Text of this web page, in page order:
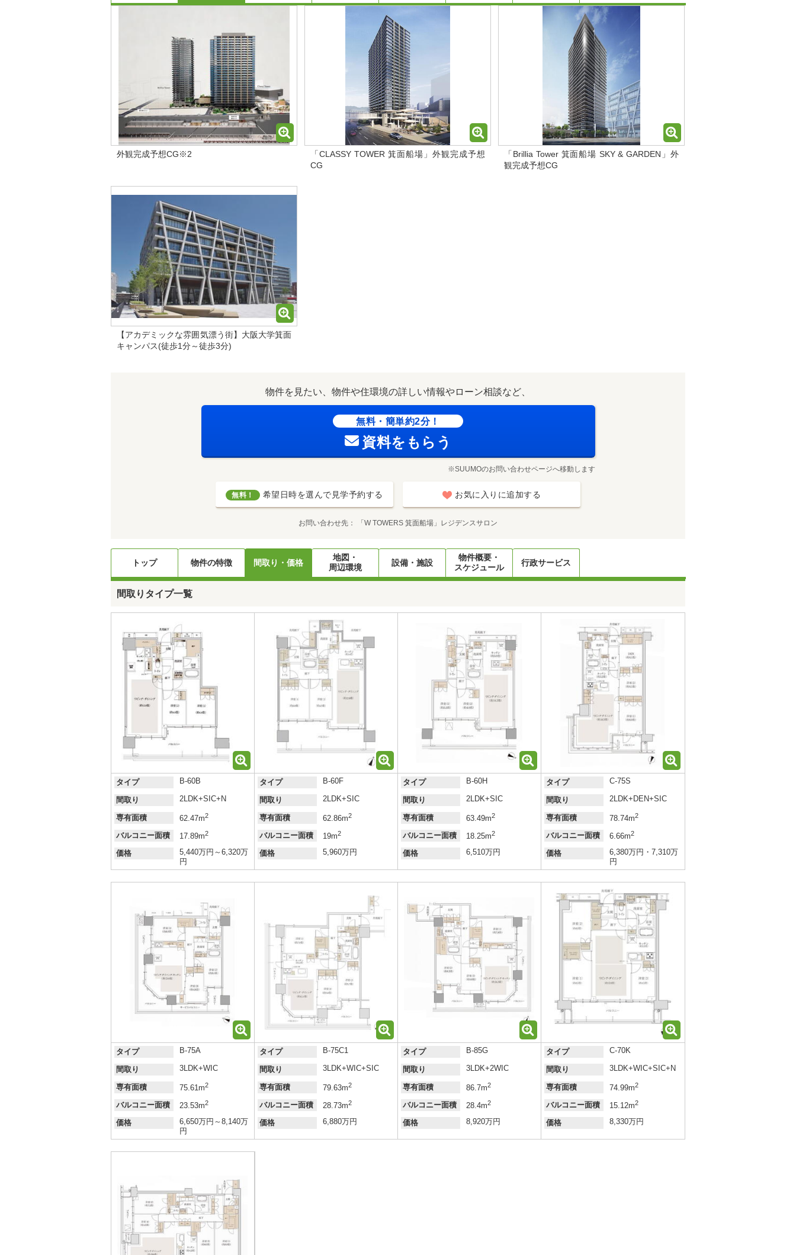
外観完成予想CG※2
「CLASSY TOWER 箕面船場」外観完成予想
CG
「Brillia Tower 箕面船場 SKY & GARDEN」外
観完成予想CG
【アカデミックな雰囲気漂う街】大阪大学箕面
キャンパス(徒歩1分～徒歩3分)
物件を見たい、物件や住環境の詳しい情報やローン相談など、
無料・簡単約2分！
資料をもらう
※SUUMOのお問い合わせページへ移動します
無料！ 希望日時を選んで見学予約する お気に入りに追加する
お問い合わせ先 「W TOWERS 箕面船場」レジデンスサロン
トップ 物件の特徴 間取り・価格
地図・
周辺環境
設備・施設
物件概要・
スケジュール
行政サービス
間取りタイプ一覧
タイプ B-60B
間取り 2LDK+SIC+N
専有面積 62.47m2
バルコニー面積 17.89m2
価格
5,440万円～6,320万
円
タイプ B-60F
間取り 2LDK+SIC
専有面積 62.86m2
バルコニー面積 19m2
価格 5,960万円
タイプ B-60H
間取り 2LDK+SIC
専有面積 63.49m2
バルコニー面積 18.25m2
価格 6,510万円
タイプ C-75S
間取り 2LDK+DEN+SIC
専有面積 78.74m2
バルコニー面積 6.66m2
価格
6,380万円・7,310万
円
タイプ B-75A
間取り 3LDK+WIC
専有面積 75.61m2
バルコニー面積 23.53m2
価格
6,650万円～8,140万
円
タイプ B-75C1
間取り 3LDK+WIC+SIC
専有面積 79.63m2
バルコニー面積 28.73m2
価格 6,880万円
タイプ B-85G
間取り 3LDK+2WIC
専有面積 86.7m2
バルコニー面積 28.4m2
価格 8,920万円
タイプ C-70K
間取り 3LDK+WIC+SIC+N
専有面積 74.99m2
バルコニー面積 15.12m2
価格 8,330万円